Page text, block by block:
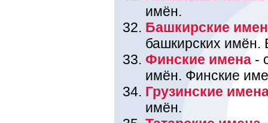
имён.
Башкирские
башкирских имён.
Финские имена -
имён. Финские
Грузинские
имён.